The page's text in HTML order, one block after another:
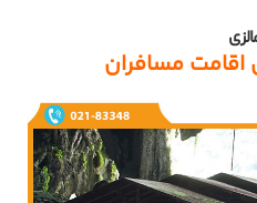
اقامت مسافران